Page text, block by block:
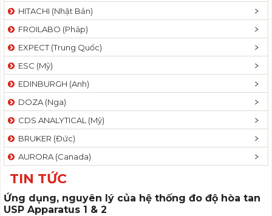
HITACHI (Nhật Bản)
FROILABO (Pháp)
EXPECT (Trung Quốc)
ESC (Mỹ)
EDINBURGH (Anh)
DOZA (Nga)
CDS ANALYTICAL (Mỹ)
BRUKER (Đức)
AURORA (Canada)
TIN TỨC
Ứng dụng, nguyên lý của hệ thống đo độ hòa tan
USP Apparatus 1 & 2